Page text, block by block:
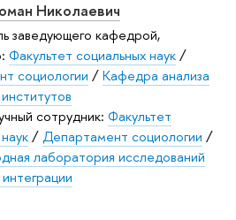
Николаевич
заведующего кафедрой,
Факультет социальных наук/
социологии /Кафедра анализа
сотрудник: Факультет
/Департамент социологии /
лаборатория исследований